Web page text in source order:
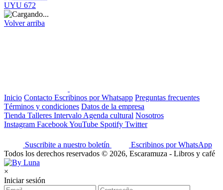
UYU 672
Volver arriba
Inicio Contacto Escribinos por Whatsapp Preguntas frecuentes
Términos y condiciones Datos de la empresa
Tienda Talleres Intervalo Agenda cultural Nosotros
Instagram FacebookYouTube Spotify Twitter
Suscribite a nuestro boletín
Escribinos por WhatsApp
Todos los derechos reservados © 2026, Escaramuza - Libros y café
×
Iniciar sesión